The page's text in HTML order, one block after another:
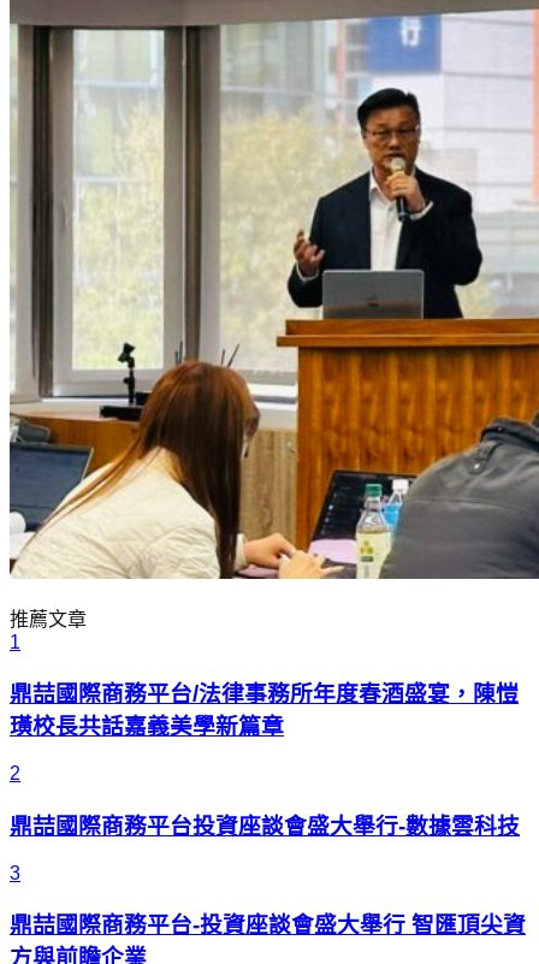
推薦文章
1
鼎喆國際商務平台/法律事務所年度春酒盛宴，陳愷
璜校長共話嘉義美學新篇章
2
鼎喆國際商務平台投資座談會盛大舉行-數據雲科技
3
鼎喆國際商務平台-投資座談會盛大舉行 智匯頂尖資
方與前瞻企業